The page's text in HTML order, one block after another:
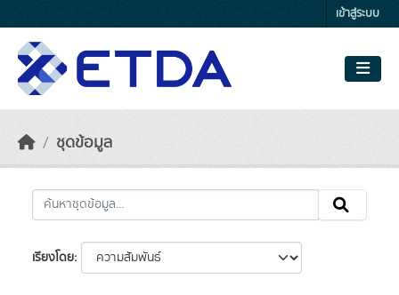
เข้าสู่ระบบ
ชุดข้อมูล
เรียงโดย